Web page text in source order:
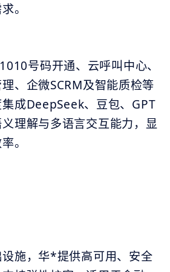
。
号码开通、云呼叫中心、
、企微SCRM及智能质检等
成DeepSeek、豆包、GPT
理解与多语言交互能力，显
。
施，华*提供高可用、安全